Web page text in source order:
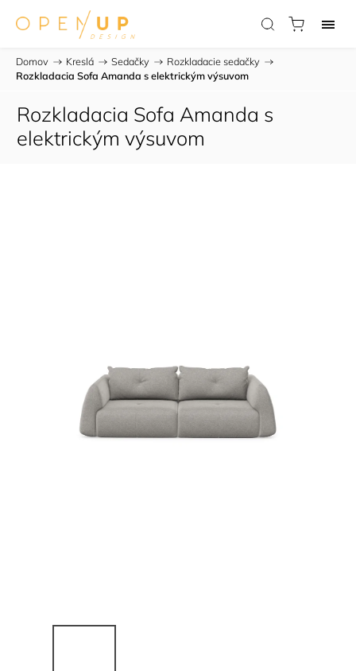
Domov / Kreslá / Sedačky / Rozkladacie sedačky /
Rozkladacia Sofa Amanda s elektrickým výsuvom
Rozkladacia Sofa Amanda s
elektrickým výsuvom